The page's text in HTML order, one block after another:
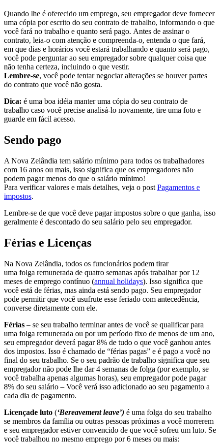
Quando lhe é oferecido um emprego, seu empregador deve fornecer
uma cópia por escrito do seu contrato de trabalho, informando o que
você fará no trabalho e quanto será pago. Antes de assinar o
contrato, leia-o com atenção e compreenda-o, entenda o que fará,
em que dias e horários você estará trabalhando e quanto será pago,
você pode perguntar ao seu empregador sobre qualquer coisa que
não tenha certeza, incluindo o que vestir.
Lembre-se, você pode tentar negociar alterações se houver partes
do contrato que você não gosta.
Dica: é uma boa idéia manter uma cópia do seu contrato de
trabalho caso você precise analisá-lo novamente, tire uma foto e
guarde em fácil acesso.
Sendo pago
A Nova Zelândia tem salário mínimo para todos os trabalhadores
com 16 anos ou mais, isso significa que os empregadores não
podem pagar menos do que o salário mínimo!
Para verificar valores e mais detalhes, veja o post Pagamentos e
impostos.
Lembre-se de que você deve pagar impostos sobre o que ganha, isso
geralmente é descontado do seu salário pelo seu empregador.
Férias e Licenças
Na Nova Zelândia, todos os funcionários podem tirar
uma folga remunerada de quatro semanas após trabalhar por 12
meses de emprego contínuo (annual holidays). Isso significa que
você está de férias, mas ainda está sendo pago. Seu empregador
pode permitir que você usufrute esse feriado com antecedência,
converse diretamente com ele.
Férias – se seu trabalho terminar antes de você se qualificar para
uma folga remunerada ou por um período fixo de menos de um ano,
seu empregador deverá pagar 8% de tudo o que você ganhou antes
dos impostos. Isso é chamado de “férias pagas” e é pago a você no
final do seu trabalho. Se o seu padrão de trabalho significa que seu
empregador não pode lhe dar 4 semanas de folga (por exemplo, se
você trabalha apenas algumas horas), seu empregador pode pagar
8% do seu salário – Você verá isso adicionado ao seu pagamento a
cada dia de pagamento.
Licençade luto (‘Bereavement leave’) é uma folga do seu trabalho
se membros da família ou outras pessoas próximas a você morrerem
e seu empregador estiver convencido de que você sofreu um luto. Se
você trabalhou no mesmo emprego por 6 meses ou mais: